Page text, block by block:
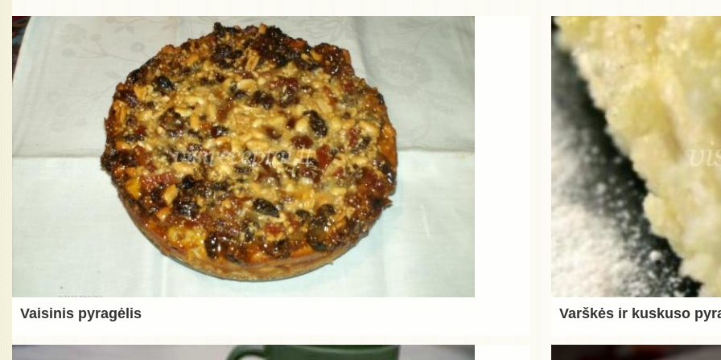
Vaisinis pyragėlis Varškės ir kuskuso